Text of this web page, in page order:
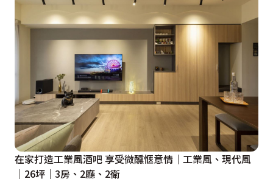
在家打造工業風酒吧 享受微醺愜意情｜工業風、現代風
｜26坪｜3房、2廳、2衛